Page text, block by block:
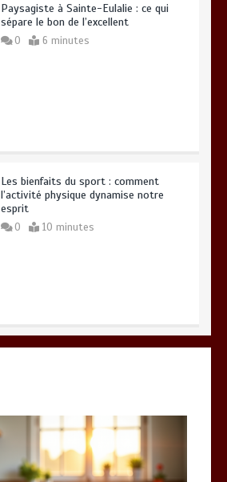
Paysagiste à Sainte-Eulalie : ce qui
sépare le bon de l’excellent
0 6 minutes
Les bienfaits du sport : comment
l’activité physique dynamise notre
esprit
0 10 minutes